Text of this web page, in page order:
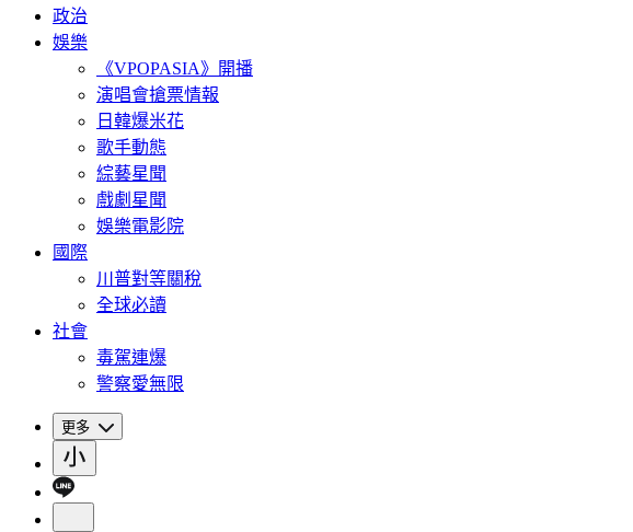
政治
娛樂
《VPOPASIA》開播
演唱會搶票情報
日韓爆米花
歌手動態
綜藝星聞
戲劇星聞
娛樂電影院
國際
川普對等關稅
全球必讀
社會
毒駕連爆
警察愛無限
更多